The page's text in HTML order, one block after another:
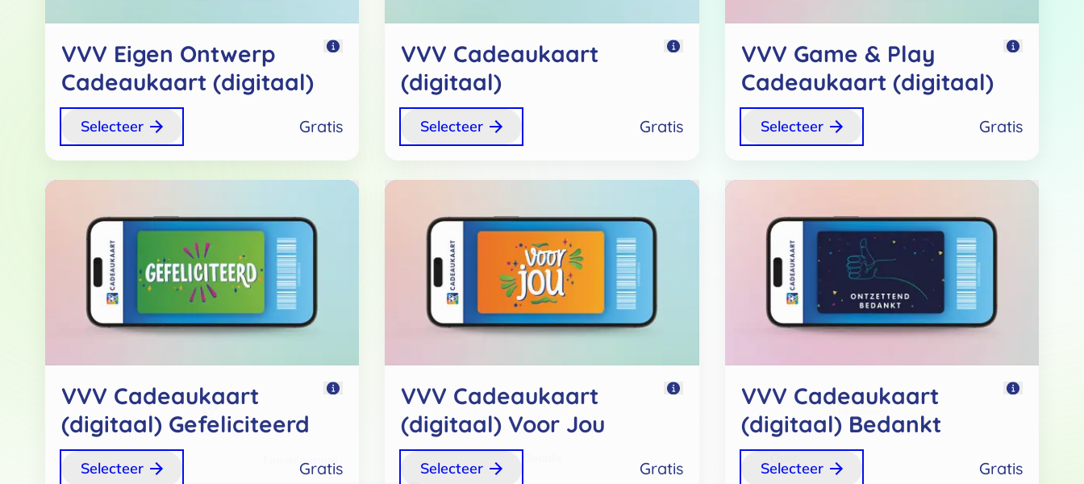
Toestemming
VVV Eigen Ontwerp
Cadeaukaart (digitaal)
Selecteer Gratis
VVV Cadeaukaart
(digitaal)
VVV Game & Play
Cadeaukaart (digitaal)
Selecteer Gratis
VVV Cadeaukaart
(digitaal) Gefeliciteerd
VVV Cadeaukaart
(digitaal) Voor Jou
VVV Cadeaukaart
(digitaal) Bedankt